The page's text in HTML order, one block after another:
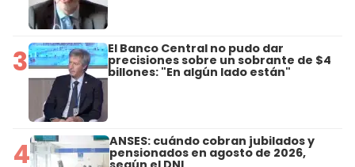
3 El Banco Central no pudo dar
precisiones sobre un sobrante de $4
billones: "En algún lado están"
4 ANSES: cuándo cobran jubilados y
pensionados en agosto de 2026,